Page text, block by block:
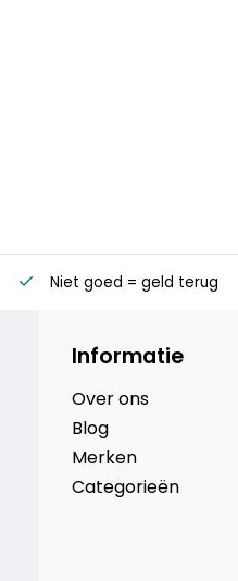
Niet goed = geld terug
Informatie
Over ons
Blog
Merken
Categorieën